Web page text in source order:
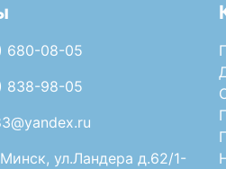
680-08-05
838-98-05
ул.Ландера д.62/1-